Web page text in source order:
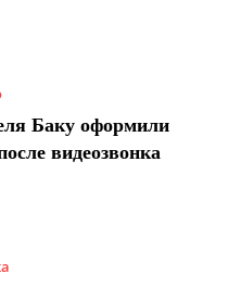
Баку оформили
видеозвонка